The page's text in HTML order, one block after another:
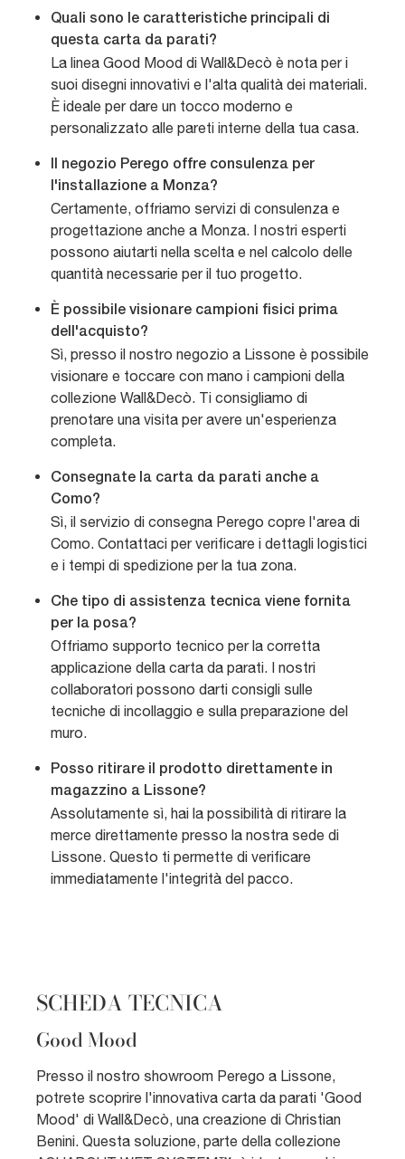
Quali sono le caratteristiche principali di
questa carta da parati?
La linea Good Mood di Wall&Decò è nota per i
suoi disegni innovativi e l'alta qualità dei materiali.
È ideale per dare un tocco moderno e
personalizzato alle pareti interne della tua casa.
Il negozio Perego offre consulenza per
l'installazione a Monza?
Certamente, offriamo servizi di consulenza e
progettazione anche a Monza. I nostri esperti
possono aiutarti nella scelta e nel calcolo delle
quantità necessarie per il tuo progetto.
È possibile visionare campioni fisici prima
dell'acquisto?
Sì, presso il nostro negozio a Lissone è possibile
visionare e toccare con mano i campioni della
collezione Wall&Decò. Ti consigliamo di
prenotare una visita per avere un'esperienza
completa.
Consegnate la carta da parati anche a
Como?
Sì, il servizio di consegna Perego copre l'area di
Como. Contattaci per verificare i dettagli logistici
e i tempi di spedizione per la tua zona.
Che tipo di assistenza tecnica viene fornita
per la posa?
Offriamo supporto tecnico per la corretta
applicazione della carta da parati. I nostri
collaboratori possono darti consigli sulle
tecniche di incollaggio e sulla preparazione del
muro.
Posso ritirare il prodotto direttamente in
magazzino a Lissone?
Assolutamente sì, hai la possibilità di ritirare la
merce direttamente presso la nostra sede di
Lissone. Questo ti permette di verificare
immediatamente l'integrità del pacco.
SCHEDA TECNICA
Good Mood
Presso il nostro showroom Perego a Lissone,
potrete scoprire l'innovativa carta da parati 'Good
Mood' di Wall&Decò, una creazione di Christian
Benini. Questa soluzione, parte della collezione